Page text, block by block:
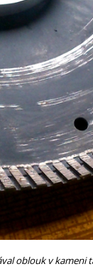
oblouk v kameni